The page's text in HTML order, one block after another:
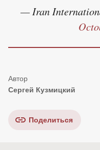
— Iran
Сергей Кузмицкий
Поделиться